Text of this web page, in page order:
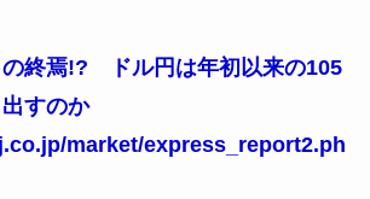
の終焉!? ドル円は年初以来の105
すのか
market/express_report2.ph